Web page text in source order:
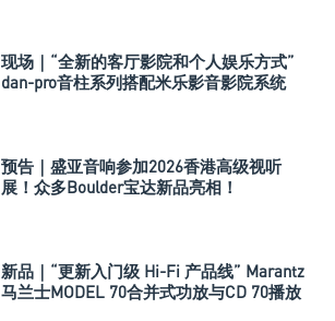
现场｜“全新的客厅影院和个人娱乐方式”
dan-pro音柱系列搭配米乐影音影院系统
预告｜盛亚音响参加2026香港高级视听
展！众多Boulder宝达新品亮相！
新品｜“更新入门级 Hi-Fi 产品线” Marantz
马兰士MODEL 70合并式功放与CD 70播放